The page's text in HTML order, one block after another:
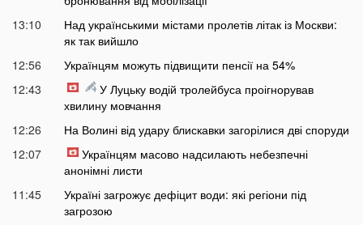
13:10
Над українськими містами пролетів літак із Москви:
як так вийшло
12:56
Українцям можуть підвищити пенсії на 54%
12:43
У Луцьку водій тролейбуса проігнорував
хвилину мовчання
12:26
На Волині від удару блискавки загорілися дві споруди
12:07
Українцям масово надсилають небезпечні
анонімні листи
11:45
Україні загрожує дефіцит води: які регіони під
загрозою